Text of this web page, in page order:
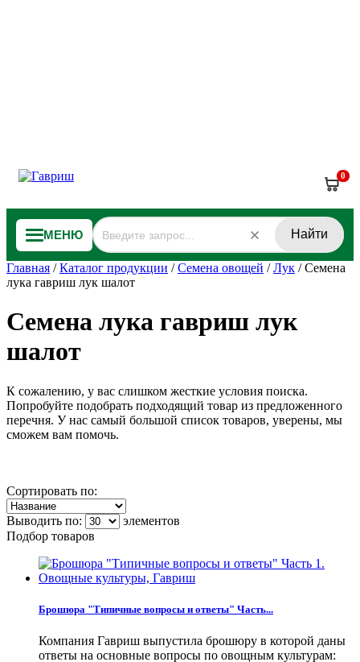
0
МЕНЮ Найти
Главная /Каталог продукции /Семена овощей /Лук /Семена
лука гавриш лук шалот
Семена лука гавриш лук
шалот
К сожалению, у вас слишком жесткие условия поиска.
Попробуйте подобрать подходящий товар из предложенного
перечня. У нас самый большой список товаров, уверены, мы
сможем вам помочь.
Сортировать по:
Выводить по:
элементов
Подбор товаров
Брошюра "Типичные вопросы и ответы" Часть...
Компания Гавриш выпустила брошюру в которой даны
ответы на основные вопросы по овощным культурам: